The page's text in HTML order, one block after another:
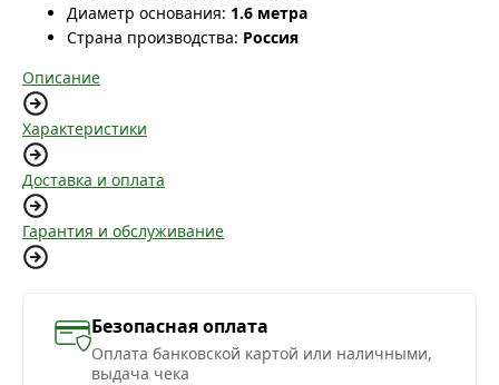
Диаметр основания: 1.6 метра
Страна производства: Россия
Описание
Характеристики
Доставка и оплата
Гарантия и обслуживание
Безопасная оплата
Оплата банковской картой или наличными,
выдача чека